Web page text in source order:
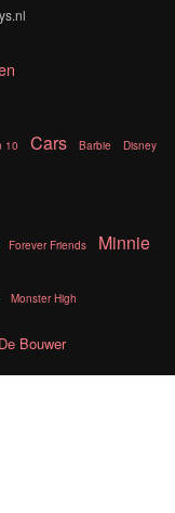
10 Cars Barbie Disney
Forever Friends Minnie
Monster High
Bouwer